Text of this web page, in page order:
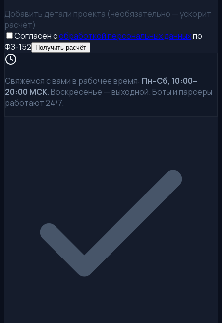
Добавить детали проекта (необязательно — ускорит
расчёт)
Согласен собработкой персональных данныхпо
ФЗ-152
Получить расчёт
Свяжемся с вами в рабочее время: Пн–Сб, 10:00–
20:00 МСК. Воскресенье — выходной. Боты и парсеры
работают 24/7.